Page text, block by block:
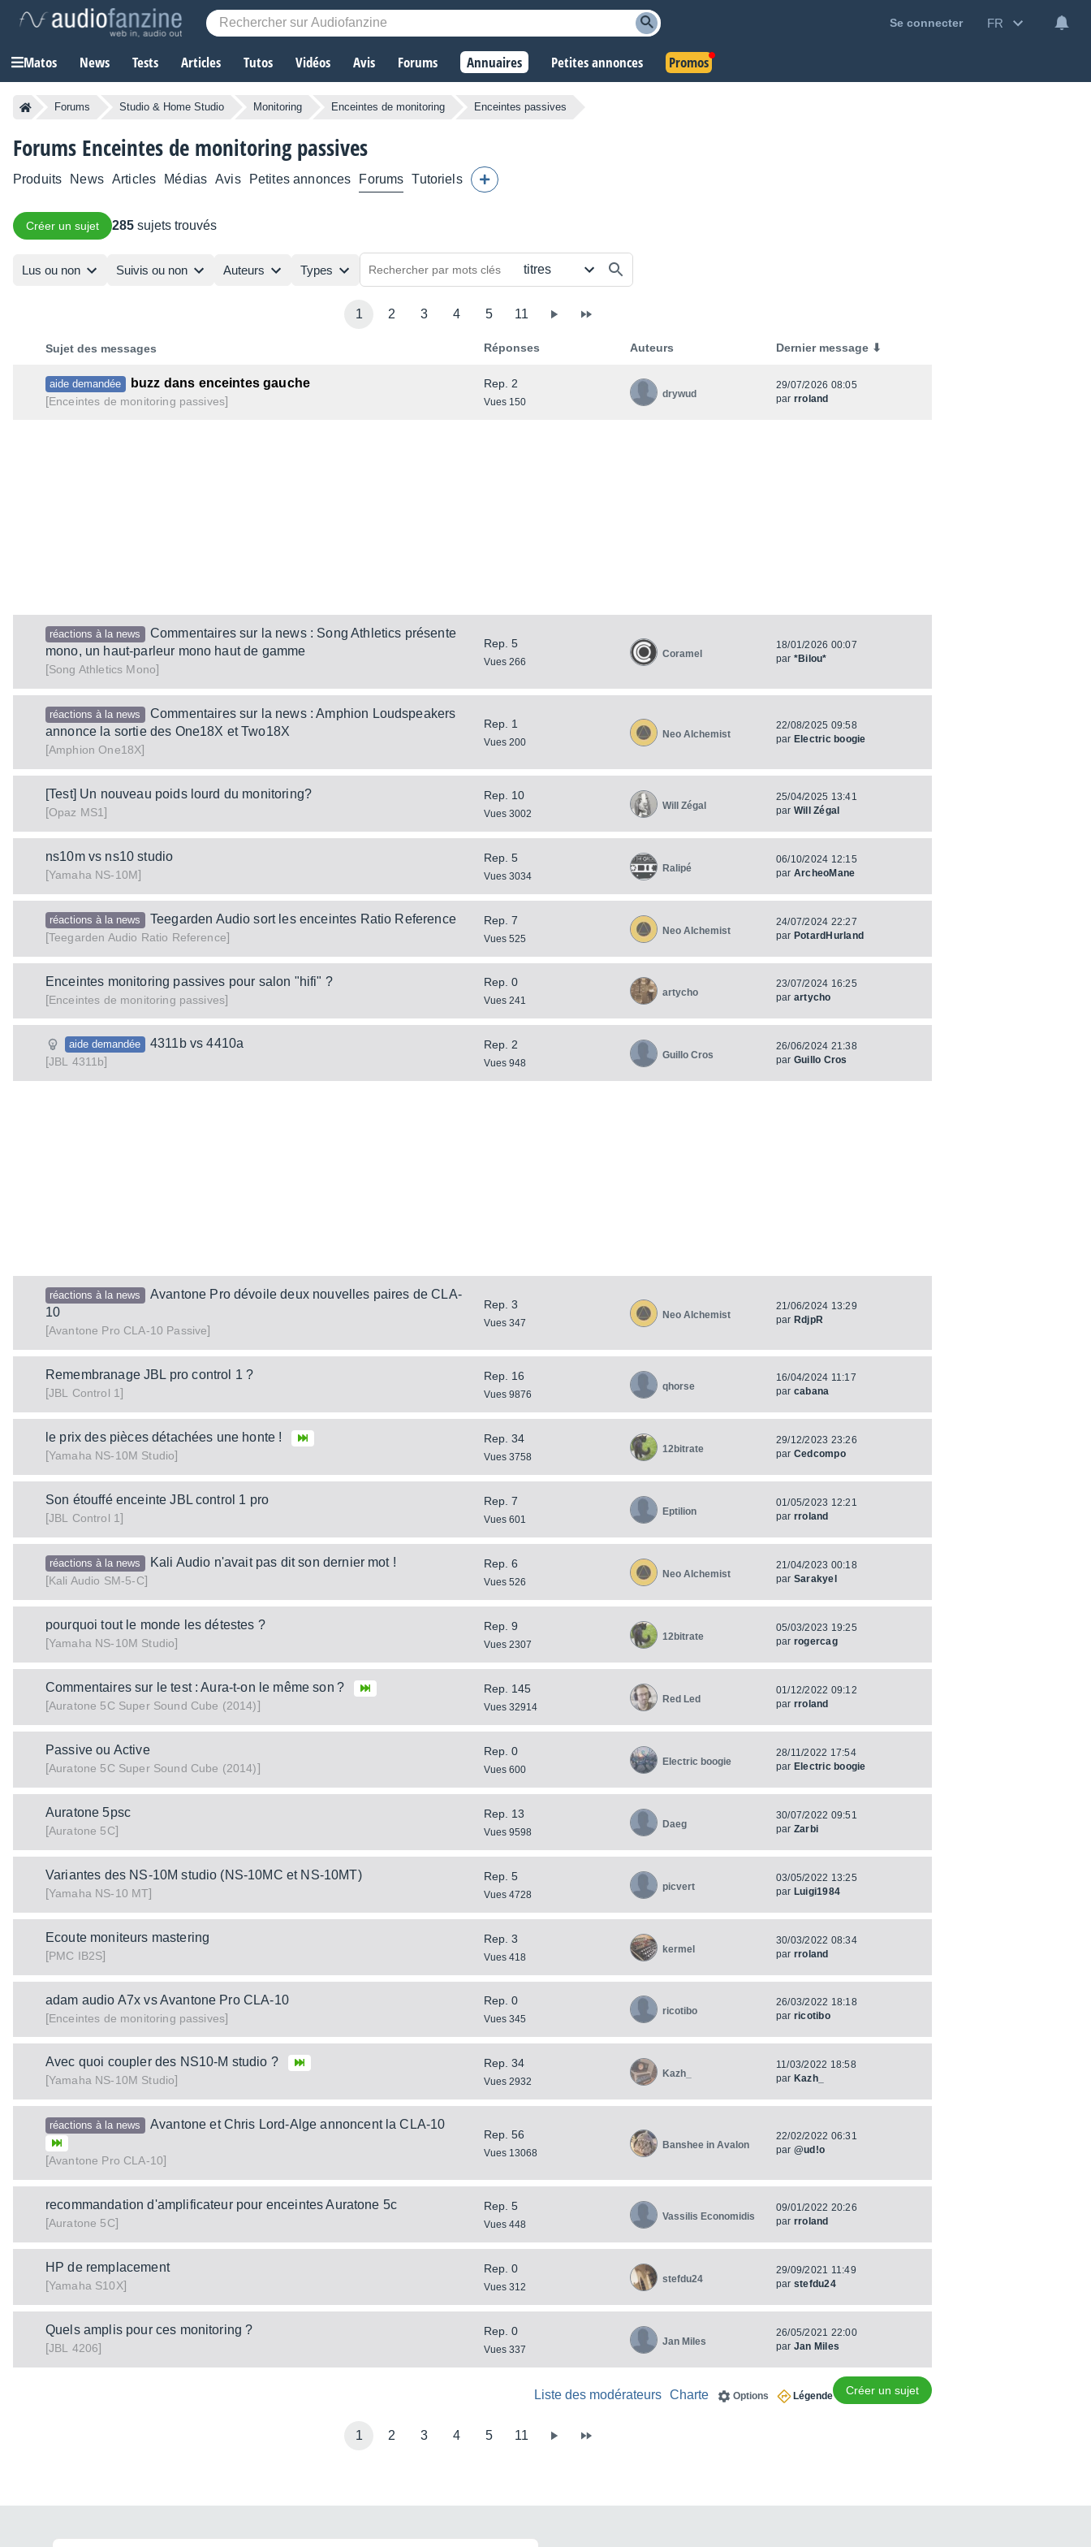
Se connecter FR
Matos News Tests Articles Tutos Vidéos Avis Forums Annuaires Petites annonces Promos
Forums Studio & Home Studio Monitoring Enceintes de monitoring Enceintes passives
Forums Enceintes de monitoring passives
Produits News Articles Médias Avis Petites annonces Forums Tutoriels
Créer un sujet 285 sujets trouvés
Lus ou non Suivis ou non Auteurs Types
1 2 3 4 5 11
Sujet des messages Réponses Auteurs Dernier message ⬇
aide demandée
buzz dans enceintes gauche
[Enceintes de monitoring passives]
Rep. 2
Vues 150
drywud
29/07/2026 08:05
par rroland
réactions à la news
Commentaires sur la news : Song Athletics présente
mono, un haut‑parleur mono haut de gamme
[Song Athletics Mono]
Rep. 5
Vues 266
Coramel
18/01/2026 00:07
par *Bilou*
réactions à la news
Commentaires sur la news : Amphion Loudspeakers
annonce la sortie des One18X et Two18X
[Amphion One18X]
Rep. 1
Vues 200
Neo Alchemist
22/08/2025 09:58
par Electric boogie
[Test] Un nouveau poids lourd du monitoring?
[Opaz MS1]
Rep. 10
Vues 3002
Will Zégal
25/04/2025 13:41
par Will Zégal
ns10m vs ns10 studio
[YamahaNS-10M]
Rep. 5
Vues 3034
Ralipé
06/10/2024 12:15
par ArcheoMane
réactions à la news
Teegarden Audio sort les enceintes Ratio Reference
[Teegarden Audio Ratio Reference]
Rep. 7
Vues 525
Neo Alchemist
24/07/2024 22:27
par PotardHurland
Enceintes monitoring passives pour salon "hifi" ?
[Enceintes de monitoring passives]
Rep. 0
Vues 241
artycho
23/07/2024 16:25
par artycho
aide demandée
4311b vs 4410a
[JBL 4311b]
Rep. 2
Vues 948
Guillo Cros
26/06/2024 21:38
par Guillo Cros
réactions à la news
Avantone Pro dévoile deux nouvelles paires de CLA-
10
[Avantone Pro CLA-10 Passive]
Rep. 3
Vues 347
Neo Alchemist
21/06/2024 13:29
par RdjpR
Remembranage JBL pro control 1 ?
[JBL Control 1]
Rep. 16
Vues 9876
qhorse
16/04/2024 11:17
par cabana
le prix des pièces détachées une honte !
[YamahaNS-10M Studio]
Rep. 34
Vues 3758
12bitrate
29/12/2023 23:26
par Cedcompo
Son étouffé enceinte JBL control 1 pro
[JBL Control 1]
Rep. 7
Vues 601
Eptilion
01/05/2023 12:21
par rroland
réactions à la news
Kali Audio n'avait pas dit son dernier mot !
[Kali Audio SM-5-C]
Rep. 6
Vues 526
Neo Alchemist
21/04/2023 00:18
par Sarakyel
pourquoi tout le monde les détestes ?
[YamahaNS-10M Studio]
Rep. 9
Vues 2307
12bitrate
05/03/2023 19:25
par rogercag
Commentaires sur le test : Aura-t-on le même son ?
[Auratone 5C Super Sound Cube (2014)]
Rep. 145
Vues 32914
Red Led
01/12/2022 09:12
par rroland
Passive ou Active
[Auratone 5C Super Sound Cube (2014)]
Rep. 0
Vues 600
Electric boogie
28/11/2022 17:54
par Electric boogie
Auratone 5psc
[Auratone 5C]
Rep. 13
Vues 9598
Daeg
30/07/2022 09:51
par Zarbi
Variantes des NS-10M studio (NS-10MC et NS-10MT)
[YamahaNS-10 MT]
Rep. 5
Vues 4728
picvert
03/05/2022 13:25
par Luigi1984
Ecoute moniteurs mastering
[PMC IB2S]
Rep. 3
Vues 418
kermel
30/03/2022 08:34
par rroland
adam audio A7x vs Avantone Pro CLA-10
[Enceintes de monitoring passives]
Rep. 0
Vues 345
ricotibo
26/03/2022 18:18
par ricotibo
Avec quoi coupler des NS10-M studio ?
[YamahaNS-10M Studio]
Rep. 34
Vues 2932
Kazh_
11/03/2022 18:58
par Kazh_
réactions à la news Avantone et Chris Lord-Alge annoncent la CLA-10
[Avantone Pro CLA-10]
Rep. 56
Vues 13068
Banshee in Avalon
22/02/2022 06:31
par @ud!o
recommandation d'amplificateur pour enceintes Auratone 5c
[Auratone 5C]
Rep. 5
Vues 448
Vassilis Economidis
09/01/2022 20:26
par rroland
HP de remplacement
[YamahaS10X]
Rep. 0
Vues 312
stefdu24
29/09/2021 11:49
par stefdu24
Quels amplis pour ces monitoring ?
[JBL 4206]
Rep. 0
Vues 337
Jan Miles
26/05/2021 22:00
par Jan Miles
Créer un sujet
Légende
Options
Charte
Liste des modérateurs
1 2 3 4 5 11